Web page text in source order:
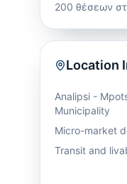
200 θέσεων
Location
Analipsi -
Municipality
Micro-market
Transit and